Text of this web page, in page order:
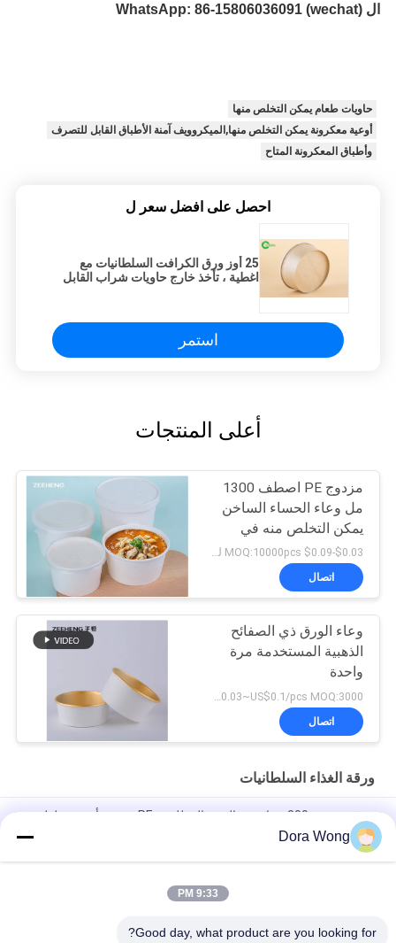
ال WhatsApp: 86-15806036091 (wechat)
حاويات طعام يمكن التخلص منها
أوعية معكرونة يمكن التخلص منها,الميكروويف آمنة الأطباق القابل للتصرف
وأطباق المعكرونة المتاح
احصل على افضل سعر ل
25 أوز ورق الكرافت السلطانيات مع
اغطية ، تأخذ خارج حاويات شراب القابل
استمر
أعلى المنتجات
مزدوج PE اصطف 1300
مل وعاء الحساء الساخن
يمكن التخلص منه في
الميكروويف
$0.03-$0.09 MOQ:10000pcs لكل أحجام
اتصال
وعاء الورق ذي الصفائح
الذهبية المستخدمة مرة
واحدة
US$0.03~US$0.1/pcs MOQ:3000 قطعة
اتصال
ورقة الغذاء السلطانيات
ورق مقوى بـ 300 جرام من الورق المطلي بـ PE مزدوج أوعية سلطة
1500 مل
16 أوقية - 50 أوقية وعاء سلطة ورق أبيض مع غطاء ، وعاء كرافت متين
250 مل - 1500 مل سلطانيات سلطة كبيرة يمكن التخلص منها صديقة
Dora Wong
9:33 PM
Good day, what product are you looking for?